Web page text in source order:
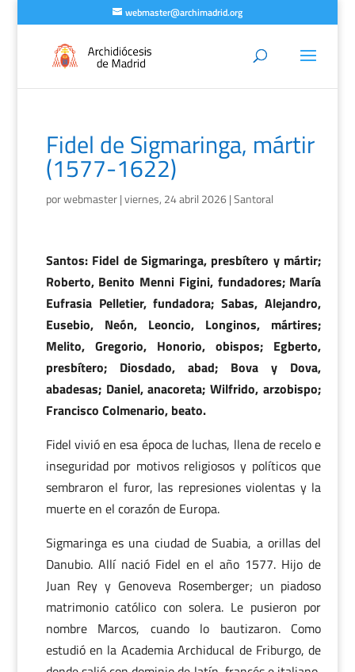
webmaster@archimadrid.org
Fidel de Sigmaringa, mártir
(1577-1622)
porwebmaster|viernes, 24 abril 2026|Santoral
Santos: Fidel de Sigmaringa, presbítero y mártir;
Roberto, Benito Menni Figini, fundadores; María
Eufrasia Pelletier, fundadora; Sabas, Alejandro,
Eusebio, Neón, Leoncio, Longinos, mártires;
Melito, Gregorio, Honorio, obispos; Egberto,
presbítero; Diosdado, abad; Bova y Dova,
abadesas; Daniel, anacoreta; Wilfrido, arzobispo;
Francisco Colmenario, beato.
Fidel vivió en esa época de luchas, llena de recelo e
inseguridad por motivos religiosos y políticos que
sembraron el furor, las represiones violentas y la
muerte en el corazón de Europa.
Sigmaringa es una ciudad de Suabia, a orillas del
Danubio. Allí nació Fidel en el año 1577. Hijo de
Juan Rey y Genoveva Rosemberger; un piadoso
matrimonio católico con solera. Le pusieron por
nombre Marcos, cuando lo bautizaron. Como
estudió en la Academia Archiducal de Friburgo, de